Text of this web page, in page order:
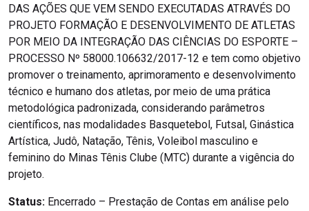
DAS AÇÕES QUE VEM SENDO EXECUTADAS ATRAVÉS DO
PROJETO FORMAÇÃO E DESENVOLVIMENTO DE ATLETAS
POR MEIO DA INTEGRAÇÃO DAS CIÊNCIAS DO ESPORTE –
PROCESSO Nº 58000.106632/2017-12 e tem como objetivo
promover o treinamento, aprimoramento e desenvolvimento
técnico e humano dos atletas, por meio de uma prática
metodológica padronizada, considerando parâmetros
científicos, nas modalidades Basquetebol, Futsal, Ginástica
Artística, Judô, Natação, Tênis, Voleibol masculino e
feminino do Minas Tênis Clube (MTC) durante a vigência do
projeto.
Status: Encerrado – Prestação de Contas em análise pelo